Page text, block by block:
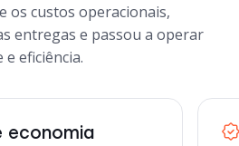
os custos operacionais,
entregas e passou a operar
eficiência.
economia